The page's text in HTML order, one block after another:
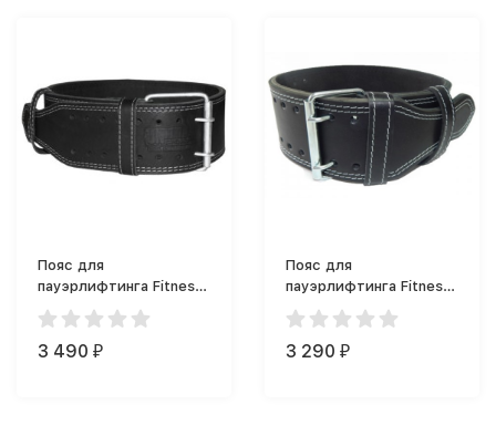
Пояс для
пауэрлифтинга Fitness
Formula 60/150мм на
пряжке двухслойный
3 490 ₽
Пояс для
пауэрлифтинга Fitness
Formula Пояс на пряжке
2
3 290 ₽